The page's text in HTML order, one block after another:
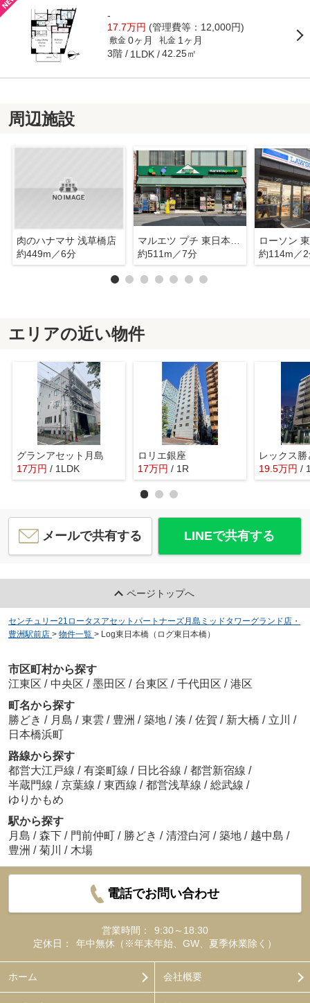
-
17.7万円 (管理費等：12,000円)
敷金 0ヶ月 礼金 1ヶ月
3階 1LDK 42.25㎡
周辺施設
肉のハナマサ 浅草橋店
約449m／6分
約511m／7分
約114m／
エリアの近い物件
グランアセット月島
17万円 / 1LDK
ロリエ銀座
17万円 / 1R 19.5万円 /
メールで共有する LINEで共有する
ページトップへ
センチュリー21ロータスアセットパートナーズ月島ミッドタワーグランド店・
豊洲駅前店 > 物件一覧 > Log東日本橋（ログ東日本橋）
市区町村から探す
江東区 / 中央区 / 墨田区 / 台東区 / 千代田区 / 港区
町名から探す
勝どき / 月島 / 東雲 / 豊洲 / 築地 / 湊 / 佐賀 / 新大橋 / 立川 /
日本橋浜町
路線から探す
都営大江戸線 / 有楽町線 / 日比谷線 / 都営新宿線 /
半蔵門線 / 京葉線 / 東西線 / 都営浅草線 / 総武線 /
ゆりかもめ
駅から探す
月島 / 森下 / 門前仲町 / 勝どき / 清澄白河 / 築地 / 越中島 /
豊洲 / 菊川 / 木場
電話でお問い合わせ
営業時間：
9:30～18:30
定休日：
年中無休（※年末年始、GW、夏季休業除く）
ホーム 会社概要